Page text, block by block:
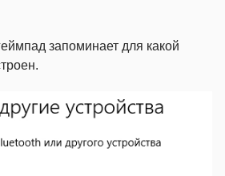
запоминает для какой